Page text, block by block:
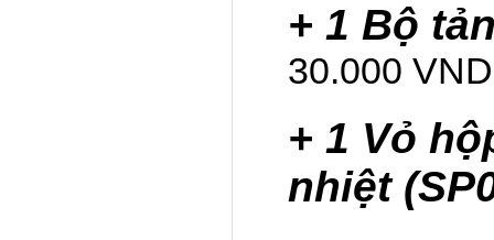
+ 1 Bộ
30.000 VND
+ 1 Vỏ
nhiệt